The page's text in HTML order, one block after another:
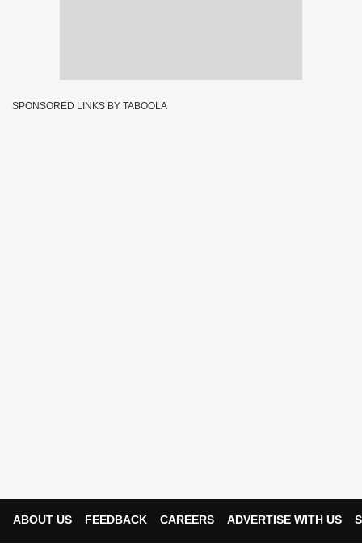
SPONSORED LINKS BY TABOOLA
ABOUT US FEEDBACK CAREERS ADVERTISE WITH US